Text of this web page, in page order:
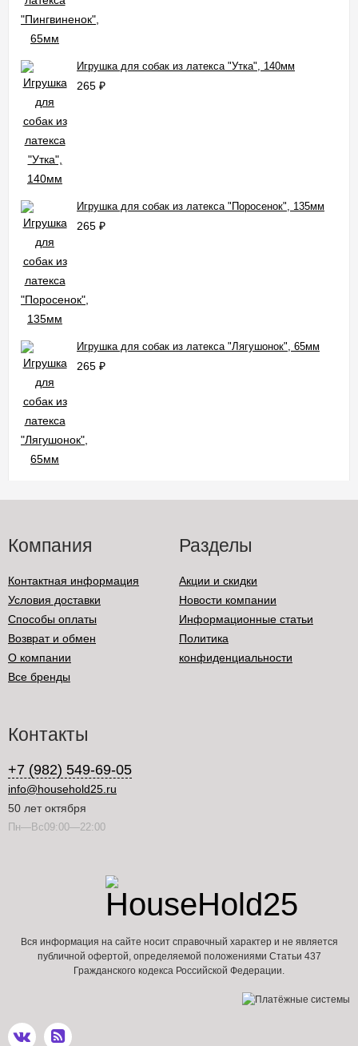
Игрушка для собак из латекса "Утка", 140мм
265 ₽
Игрушка для собак из латекса "Поросенок", 135мм
265 ₽
Игрушка для собак из латекса "Лягушонок", 65мм
265 ₽
Компания
Контактная информация
Условия доставки
Способы оплаты
Возврат и обмен
О компании
Все бренды
Разделы
Акции и скидки
Новости компании
Информационные статьи
Политика
конфиденциальности
Контакты
+7 (982) 549-69-05
info@household25.ru
50 лет октября
Пн—Вс09:00—22:00
Вся информация на сайте носит справочный характер и не является
публичной офертой, определяемой положениями Статьи 437
Гражданского кодекса Российской Федерации.